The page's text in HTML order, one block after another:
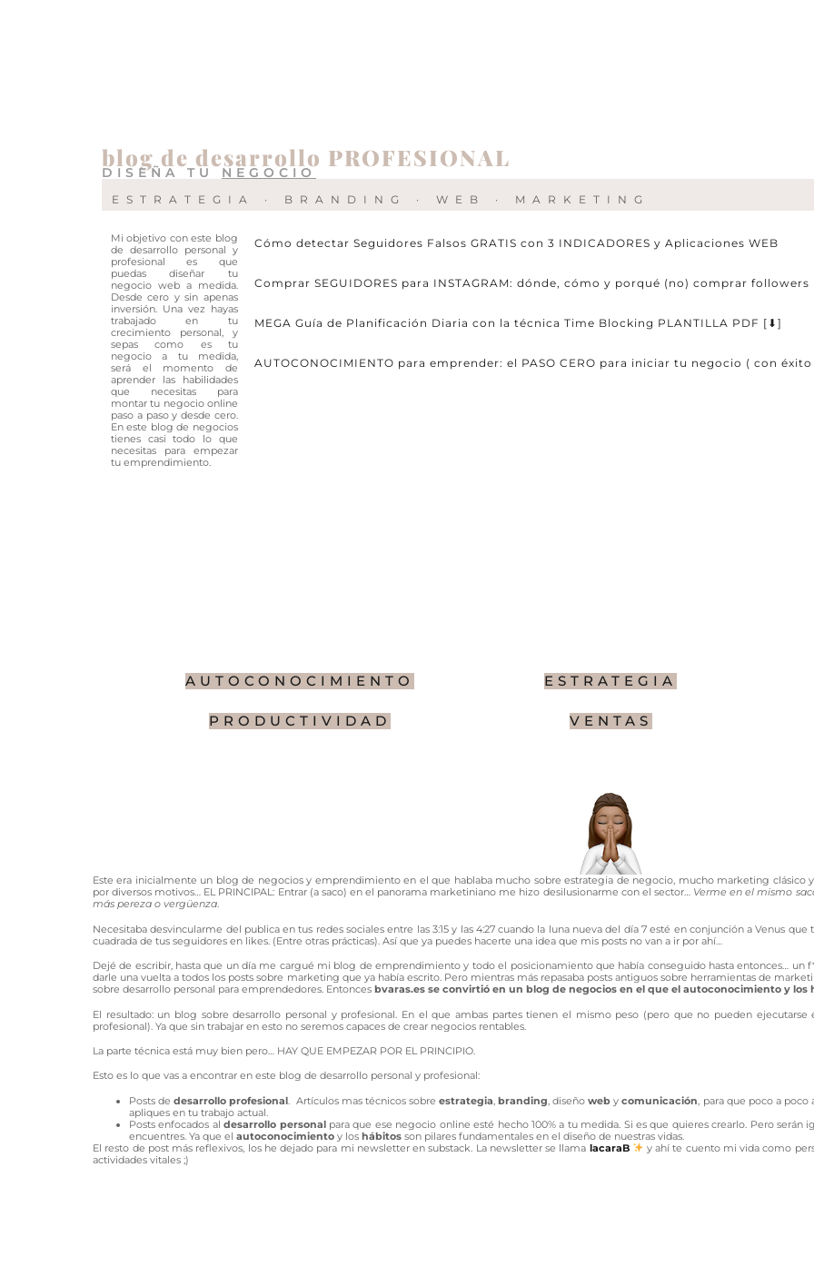
blog de desarrollo PROFESIONAL
DISEÑA TU NEGOCIO
ESTRATEGIA · BRANDING · WEB · MARKETING
Mi objetivo con este blog
de desarrollo personal y
profesional es que
puedas diseñar tu
negocio web a medida.
Desde cero y sin apenas
inversión. Una vez hayas
trabajado en tu
crecimiento personal, y
sepas como es tu
negocio a tu medida,
será el momento de
aprender las habilidades
que necesitas para
montar tu negocio online
paso a paso y desde cero.
En este blog de negocios
tienes casi todo lo que
necesitas para empezar
tu emprendimiento.
Cómo detectar Seguidores Falsos GRATIS con 3 INDICADORES y Aplicaciones WEB
Comprar SEGUIDORES para INSTAGRAM: dónde, cómo y porqué (no) comprar followers
MEGA Guía de Planificación Diaria con la técnica Time Blocking PLANTILLA PDF [⬇︎]
AUTOCONOCIMIENTO para emprender: el PASO CERO para iniciar tu negocio ( con
AUTOCONOCIMIENTO
PRODUCTIVIDAD
ESTRATEGIA
VENTAS
Este era inicialmente un blog de negocios y emprendimiento en el que hablaba mucho sobre estrategia de negocio, mucho marketing clásico
por diversos motivos… EL PRINCIPAL: Entrar (a saco) en el panorama marketiniano me hizo desilusionarme con el sector… Verme en el mismo
más pereza o vergüenza.
Necesitaba desvincularme del publica en tus redes sociales entre las 3:15 y las 4:27 cuando la luna nueva del día 7 esté en conjunción a Venus
cuadrada de tus seguidores en likes. (Entre otras prácticas). Así que ya puedes hacerte una idea que mis posts no van a ir por ahí…
Dejé de escribir, hasta que un día me cargué mi blog de emprendimiento y todo el posicionamiento que había conseguido hasta entonces… un
darle una vuelta a todos los posts sobre marketing que ya había escrito. Pero mientras más repasaba posts antiguos sobre herramientas de
sobre desarrollo personal para emprendedores. Entonces bvaras.es se convirtió en un blog de negocios en el que el autoconocimiento y
El resultado: un blog sobre desarrollo personal y profesional. En el que ambas partes tienen el mismo peso (pero que no pueden ejecutarse
profesional). Ya que sin trabajar en esto no seremos capaces de crear negocios rentables.
La parte técnica está muy bien pero… HAY QUE EMPEZAR POR EL PRINCIPIO.
Esto es lo que vas a encontrar en este blog de desarrollo personal y profesional:
Posts dedesarrollo profesional . Artículos mas técnicos sobre estrategia ,branding , diseñoweb ycomunicación , para que poco a
apliques en tu trabajo actual.
Posts enfocados aldesarrollo personalpara que ese negocio online esté hecho 100% a tu medida. Si es que quieres crearlo. Pero
encuentres. Ya que el autoconocimiento y los hábitos son pilares fundamentales en el diseño de nuestras vidas.
El resto de post más reflexivos, los he dejado para mi newsletter en substack. La newsletter se llama lacaraB
y ahí te cuento mi vida como
actividades vitales ;)